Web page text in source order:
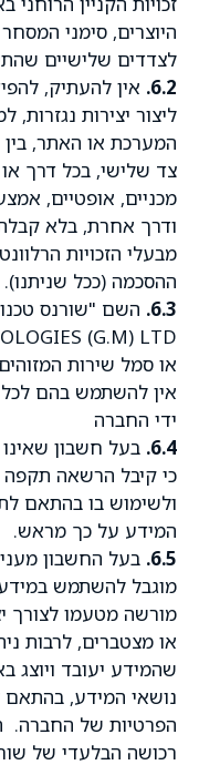
היוצרים, סימני
לצדדים שלישיים
6.2. אין להעתיק,
ליצור יצירות
המערכת או האתר, בין
צד שלישי, בכל דרך
מכניים, אופטיים,
ודרך אחרת, בלא
מבעלי הזכויות
ההסכמה (ככל שניתנו).
6.3.
או סמל שירות
אין להשתמש בהם
ידי החברה
6.4. בעל חשבון שאינו
כי קיבל הרשאה תקפה
ולשימוש בו בהתאם
המידע על כך מראש.
6.5. בעל החשבון
מוגבל להשתמש
מורשה מטעמו לצורך
או מצטברים, לרבות
שהמידע יעובד ויוצג
נושאי המידע, בהתאם
הפרטיות של החברה.
רכושה הבלעדי של